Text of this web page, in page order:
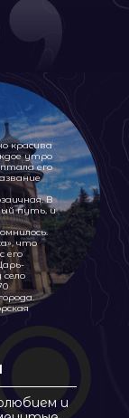
красива
утро
его
В
путь, и
что
его
село